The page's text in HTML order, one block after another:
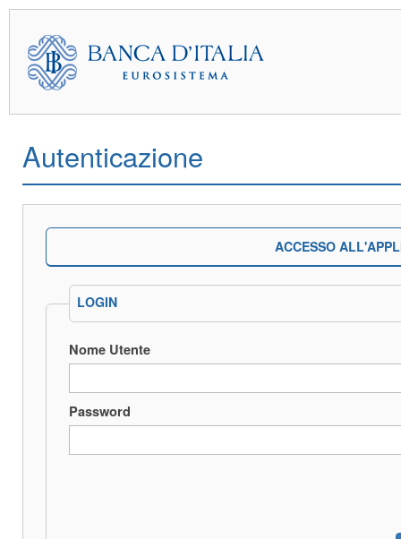
Autenticazione
ACCESSO
LOGIN
Nome Utente
Password